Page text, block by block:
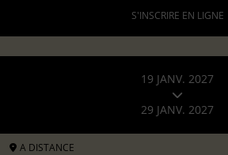
S'INSCRIRE EN LIGNE
19 JANV. 2027
29 JANV. 2027
A DISTANCE